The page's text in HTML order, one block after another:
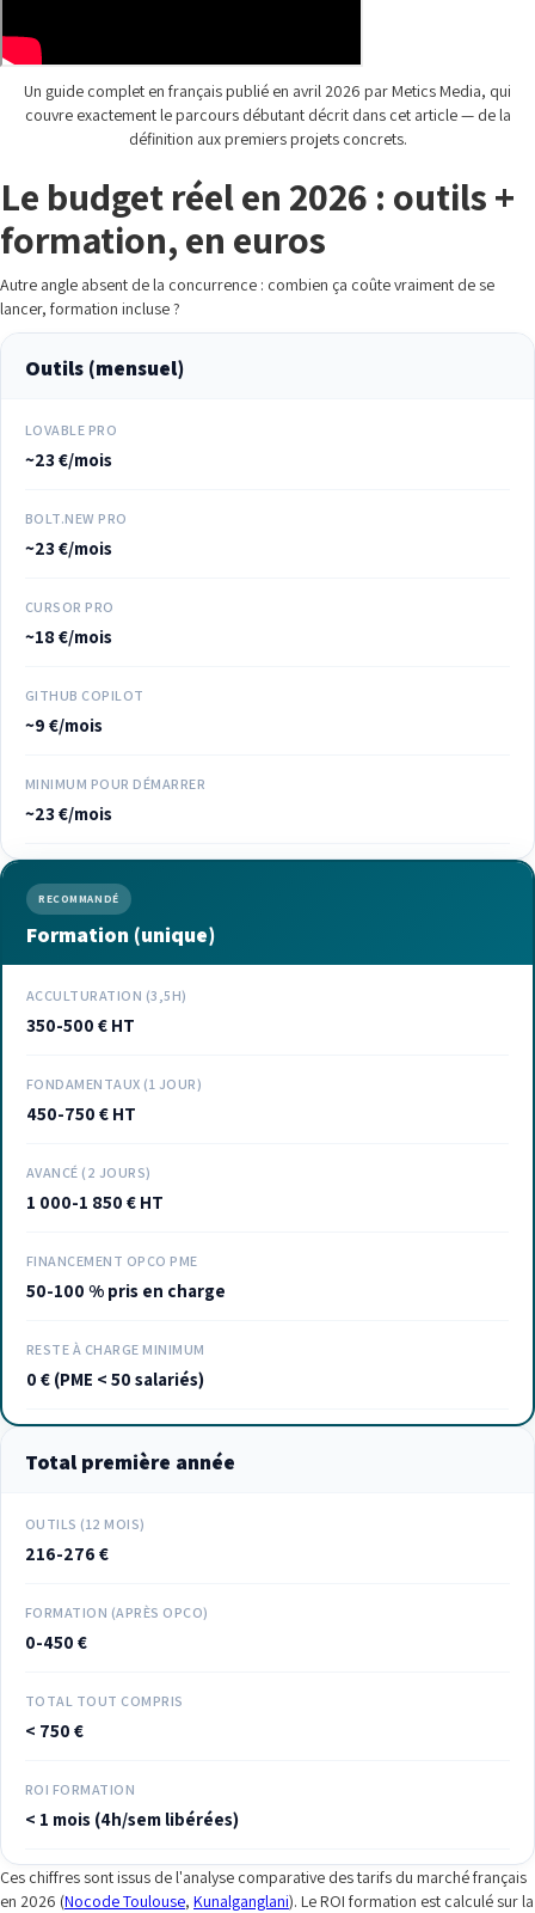
Un guide complet en français publié en avril 2026 par Metics Media, qui
couvre exactement le parcours débutant décrit dans cet article — de la
définition aux premiers projets concrets.
Le budget réel en 2026 : outils +
formation, en euros
Autre angle absent de la concurrence : combien ça coûte vraiment de se
lancer, formation incluse ?
Outils (mensuel)
LOVABLE PRO
~23 €/mois
BOLT.NEW PRO
~23 €/mois
CURSOR PRO
~18 €/mois
GITHUB COPILOT
~9 €/mois
MINIMUM POUR DÉMARRER
~23 €/mois
RECOMMANDÉ
Formation (unique)
ACCULTURATION (3,5H)
350-500 € HT
FONDAMENTAUX (1 JOUR)
450-750 € HT
AVANCÉ (2 JOURS)
1 000-1 850 € HT
FINANCEMENT OPCO PME
50-100 % pris en charge
RESTE À CHARGE MINIMUM
0 € (PME < 50 salariés)
Total première année
OUTILS (12 MOIS)
216-276 €
FORMATION (APRÈS OPCO)
0-450 €
TOTAL TOUT COMPRIS
< 750 €
ROI FORMATION
< 1 mois (4h/sem libérées)
Ces chiffres sont issus de l'analyse comparative des tarifs du marché français
en 2026 (Nocode Toulouse, Kunalganglani). Le ROI formation est calculé sur la